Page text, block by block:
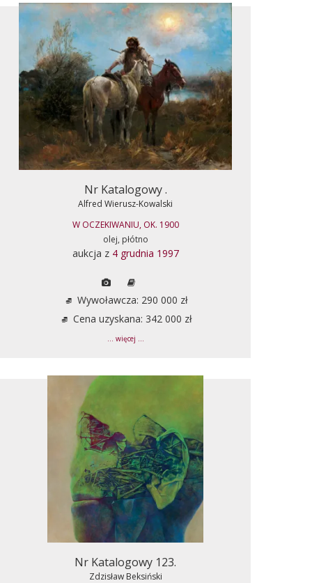
Nr Katalogowy .
Alfred Wierusz-Kowalski
W OCZEKIWANIU, OK. 1900
olej, płótno
aukcja z 4 grudnia 1997
Wywoławcza: 290 000 zł
Cena uzyskana: 342 000 zł
... więcej ...
Nr Katalogowy 123.
Zdzisław Beksiński